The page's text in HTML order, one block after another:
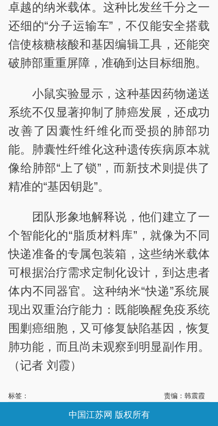
卓越的纳米载体。这种比发丝千分之一
还细的“分子运输车”，不仅能安全搭载
信使核糖核酸和基因编辑工具，还能突
破肺部重重屏障，准确到达目标细胞。
小鼠实验显示，这种基因药物递送
系统不仅显著抑制了肺癌发展，还成功
改善了因囊性纤维化而受损的肺部功
能。肺囊性纤维化这种遗传疾病原本就
像给肺部“上了锁”，而新技术则提供了
精准的“基因钥匙”。
团队形象地解释说，他们建立了一
个智能化的“脂质材料库”，就像为不同
快递准备的专属包装箱，这些纳米载体
可根据治疗需求定制化设计，到达患者
体内不同器官。这种纳米“快递”系统展
现出双重治疗能力：既能唤醒免疫系统
围剿癌细胞，又可修复缺陷基因，恢复
肺功能，而且尚未观察到明显副作用。
（记者 刘霞）
标签： 责编：韩震霞
中国江苏网 版权所有